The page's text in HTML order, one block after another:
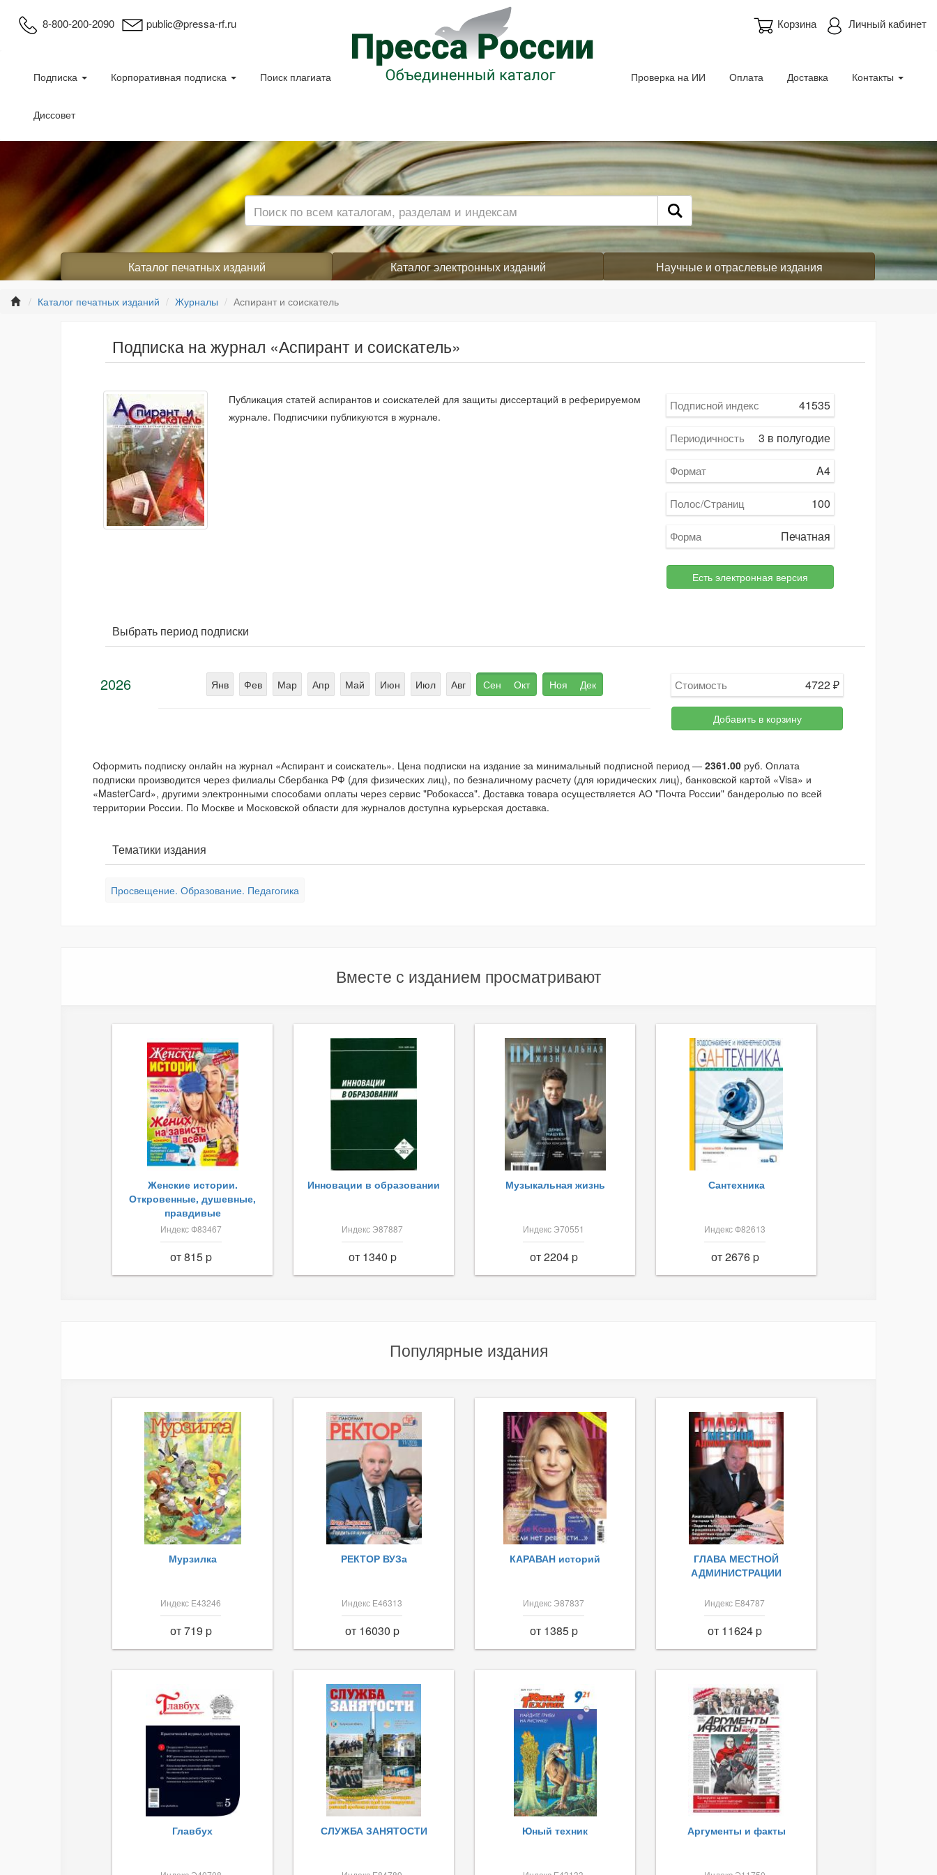
8-800-200-2090 public@pressa-rf.ru Личный кабинет
Корзина
Подписка Корпоративная подписка Поиск плагиата
Диссовет
Проверка на ИИ Оплата Доставка Контакты
Каталог печатных изданий Каталог электронных изданий Научные и отраслевые издания
Каталог печатных изданий Журналы Аспирант и соискатель
Подписка на журнал «Аспирант и соискатель»
Публикация статей аспирантов и соискателей для защиты диссертаций в реферируемом
журнале. Подписчики публикуются в журнале.
Подписной индекс 41535
Периодичность 3 в полугодие
Формат A4
Полос/Страниц 100
Форма Печатная
Есть электронная версия
Выбрать период подписки
2026 Янв Фев Мар Апр Май Июн Июл Авг Сен Окт Ноя Дек Стоимость 4722₽
Добавить в корзину
Оформить подписку онлайн на журнал «Аспирант и соискатель». Цена подписки на издание за минимальный подписной период — 2361.00 руб. Оплата
подписки производится через филиалы Сбербанка РФ (для физических лиц), по безналичному расчету (для юридических лиц), банковской картой «Visa» и
«MasterCard», другими электронными способами оплаты через сервис "Робокасса". Доставка товара осуществляется АО "Почта России" бандеролью по всей
территории России. По Москве и Московской области для журналов доступна курьерская доставка.
Тематики издания
Просвещение. Образование. Педагогика
Вместе с изданием просматривают
Женские истории.
Откровенные, душевные,
правдивые
Индекс Ф83467
от 815 p
Инновации в образовании
Индекс Э87887
от 1340 p
Музыкальная жизнь
Индекс Э70551
от 2204 p
Сантехника
Индекс Ф82613
от 2676 p
Популярные издания
Мурзилка
Индекс Е43246
от 719 p
РЕКТОР ВУЗа
Индекс Е46313
от 16030 p
КАРАВАН историй
Индекс Э87837
от 1385 p
ГЛАВА МЕСТНОЙ
АДМИНИСТРАЦИИ
Индекс Е84787
от 11624 p
Главбух СЛУЖБА ЗАНЯТОСТИ Юный техник Аргументы и факты